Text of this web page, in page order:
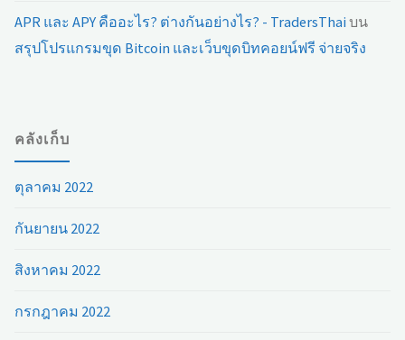
APR และ APY คืออะไร? ต่างกันอย่างไร? - TradersThai บน
สรุปโปรแกรมขุด Bitcoin และเว็บขุดบิทคอยน์ฟรี จ่ายจริง
คลังเก็บ
ตุลาคม 2022
กันยายน 2022
สิงหาคม 2022
กรกฎาคม 2022